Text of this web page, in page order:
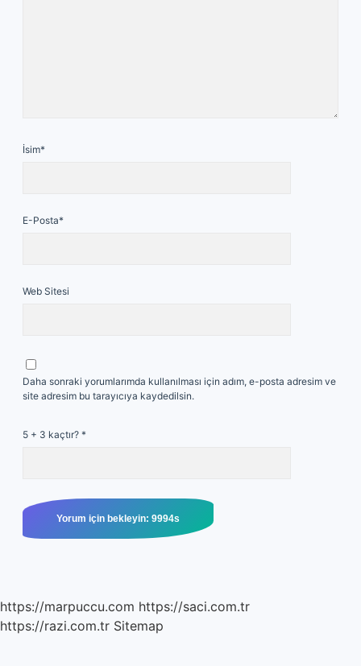
İsim*
E-Posta*
Web Sitesi
Daha sonraki yorumlarımda kullanılması için adım, e-posta adresim ve
site adresim bu tarayıcıya kaydedilsin.
5 + 3 kaçtır? *
https://marpuccu.com https://saci.com.tr
https://razi.com.tr Sitemap